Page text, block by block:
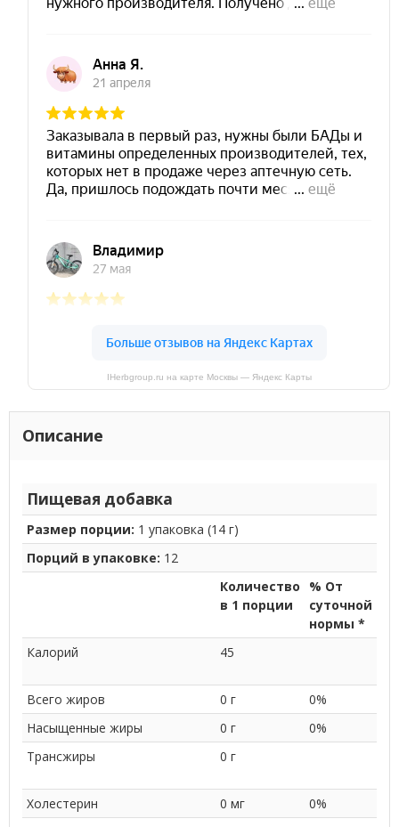
IHerbgroup.ru на карте Москвы — Яндекс Карты
Описание
Пищевая добавка
Размер порции: 1 упаковка (14 г)
Порций в упаковке: 12
Количество
в 1 порции
% От
суточной
нормы *
Калорий
45
Всего жиров 0 г
0%
Насыщенные жиры
0 г
0%
Трансжиры
0 г
Холестерин 0 мг
0%